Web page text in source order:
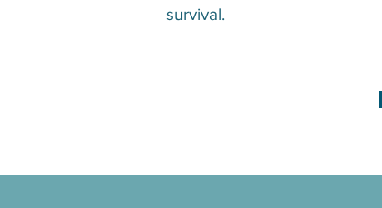
survival.